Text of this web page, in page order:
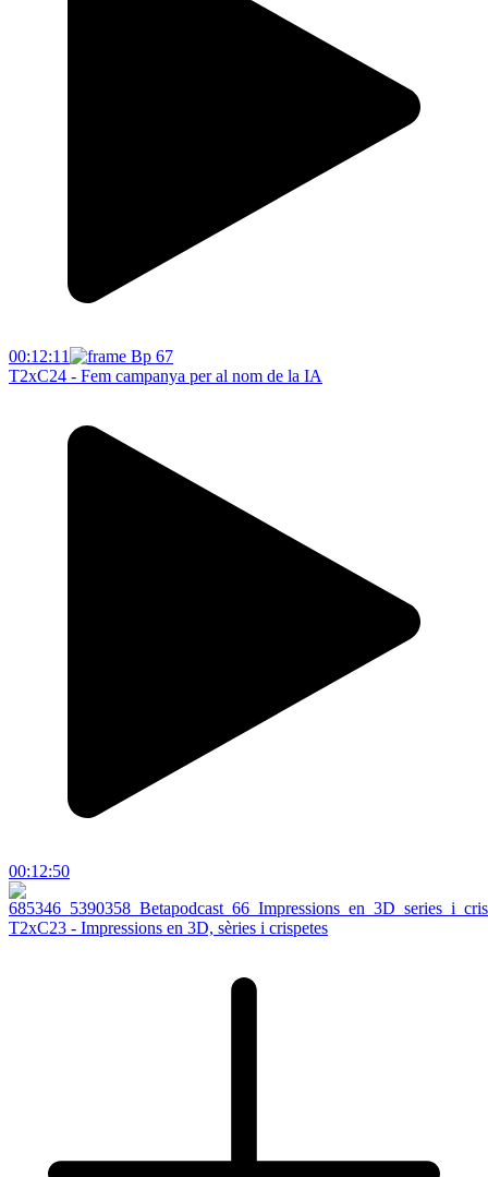
00:12:11
T2xC24 - Fem campanya per al nom de la IA
00:12:50
T2xC23 - Impressions en 3D, sèries i crispetes